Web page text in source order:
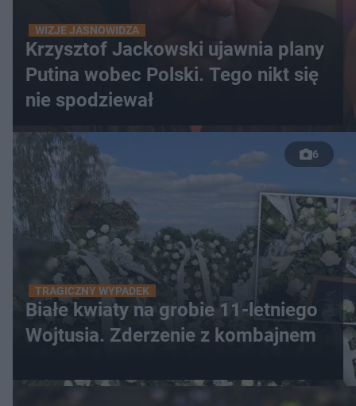
WIZJE JASNOWIDZA
Krzysztof Jackowski ujawnia plany
Putina wobec Polski. Tego nikt się
nie spodziewał
6
TRAGICZNY WYPADEK
Białe kwiaty na grobie 11-letniego
Wojtusia. Zderzenie z kombajnem